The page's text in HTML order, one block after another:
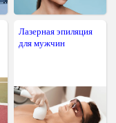
Лазерная эпиляция
для мужчин